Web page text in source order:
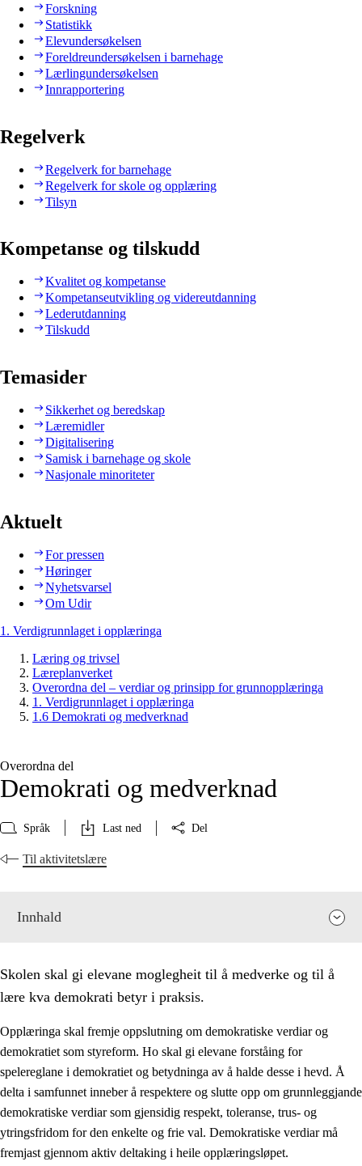
Forskning
Statistikk
Elevundersøkelsen
Foreldreundersøkelsen i barnehage
Lærlingundersøkelsen
Innrapportering
Regelverk
Regelverk for barnehage
Regelverk for skole og opplæring
Tilsyn
Kompetanse og tilskudd
Kvalitet og kompetanse
Kompetanseutvikling og videreutdanning
Lederutdanning
Tilskudd
Temasider
Sikkerhet og beredskap
Læremidler
Digitalisering
Samisk i barnehage og skole
Nasjonale minoriteter
Aktuelt
For pressen
Høringer
Nyhetsvarsel
Om Udir
1. Verdigrunnlaget i opplæringa
Læring og trivsel
Læreplanverket
Overordna del – verdiar og prinsipp for grunnopplæringa
1. Verdigrunnlaget i opplæringa
1.6 Demokrati og medverknad
Overordna del
Demokrati og medverknad
Språk Last ned Del
Til aktivitetslære
Innhald
1. Verdigrunnlaget i opplæringa
Skolen skal gi elevane moglegheit til å medverke og til å
lære kva demokrati betyr i praksis.
Opplæringa skal fremje oppslutning om demokratiske verdiar og
demokratiet som styreform. Ho skal gi elevane forståing for
spelereglane i demokratiet og betydninga av å halde desse i hevd. Å
delta i samfunnet inneber å respektere og slutte opp om grunnleggjande
demokratiske verdiar som gjensidig respekt, toleranse, trus- og
ytringsfridom for den enkelte og frie val. Demokratiske verdiar må
fremjast gjennom aktiv deltaking i heile opplæringsløpet.